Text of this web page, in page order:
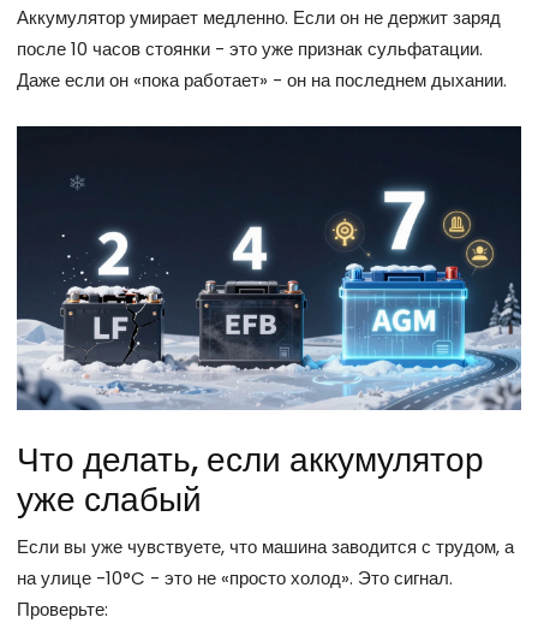
Аккумулятор умирает медленно. Если он не держит заряд
после 10 часов стоянки - это уже признак сульфатации.
Даже если он «пока работает» - он на последнем дыхании.
Что делать, если аккумулятор
уже слабый
Если вы уже чувствуете, что машина заводится с трудом, а
на улице -10°C - это не «просто холод». Это сигнал.
Проверьте: